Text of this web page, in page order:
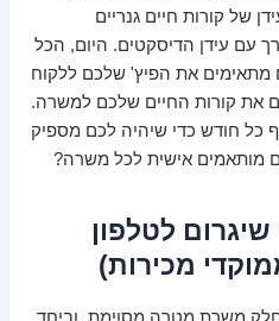
של קורות חיים גנריים
עם עידן הדיסקטים. היום, הכל
את הפיץ' שלכם ללקוח
את קורות החיים שלכם למשרה.
כל חודש כדי שיהיה לכם מספיק
מותאמים אישית לכל משרה?
לטלפון
מכירות)